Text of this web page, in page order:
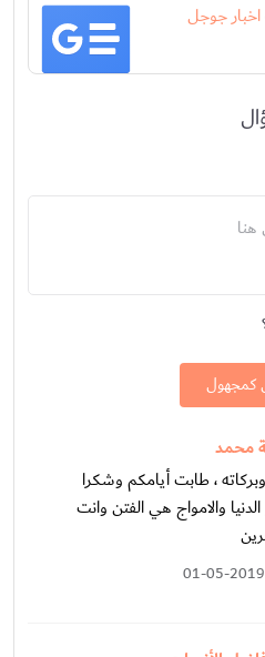
اخبار جوجل
كمجهول
محمد
، طابت أيامكم وشكرا
والامواج هي الفتن وانت
01-05-2019